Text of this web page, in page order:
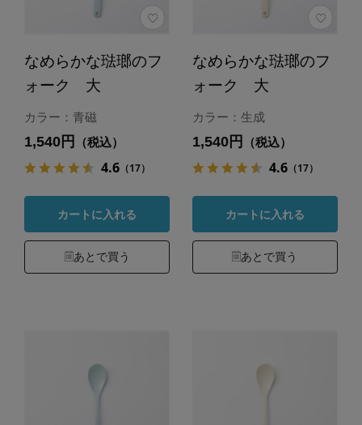
なめらかな琺瑯のフ
ォーク 大
カラー：青磁
1,540円 （税込）
4.6（17）
カートに入れる
あとで買う
なめらかな琺瑯のフ
ォーク 大
カラー：生成
1,540円 （税込）
4.6（17）
カートに入れる
あとで買う